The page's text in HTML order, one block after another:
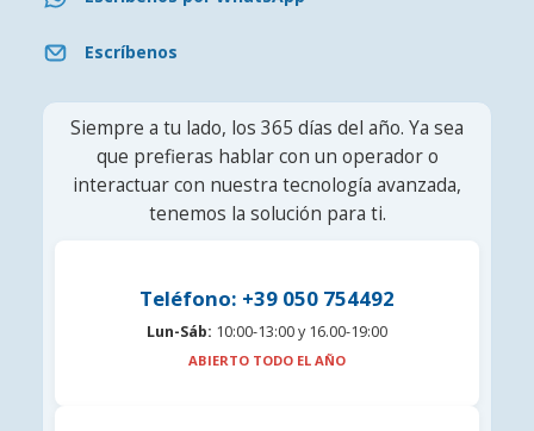
Escríbenos
Siempre a tu lado, los 365 días del año. Ya sea
que prefieras hablar con un operador o
interactuar con nuestra tecnología avanzada,
tenemos la solución para ti.
Teléfono: +39 050 754492
Lun-Sáb: 10:00-13:00 y 16.00-19:00
ABIERTO TODO EL AÑO